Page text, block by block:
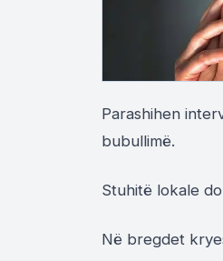
Parashihen
bubullimë.
Stuhitë lokale
Në bregdet